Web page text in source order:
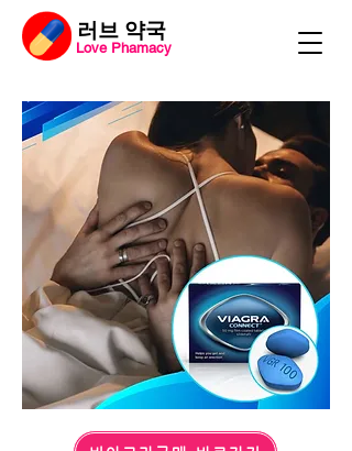
​러브 약국
Love Phamacy